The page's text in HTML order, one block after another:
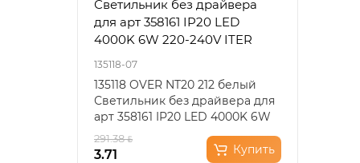
Светильник без драйвера
для арт 358161 IP20 LED
4000K 6W 220-240V ITER
135118-07
135118 OVER NT20 212 белый
Светильник без драйвера для
арт 358161 IP20 LED 4000K 6W
220-240V ITER..
291.38
3.71 Купить